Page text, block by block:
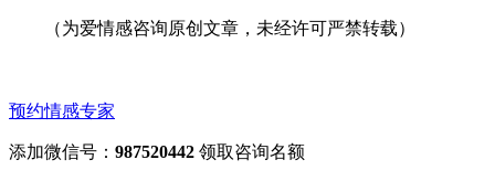
（为爱情感咨询原创文章，未经许可严禁转载）
预约情感专家
添加微信号： 987520442 领取咨询名额